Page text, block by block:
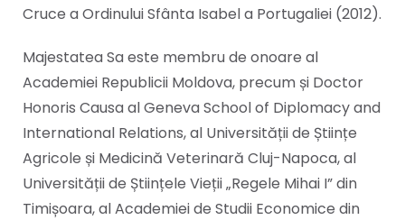
Cruce a Ordinului Sfânta Isabel a Portugaliei (2012).
Majestatea Sa este membru de onoare al
Academiei Republicii Moldova, precum și Doctor
Honoris Causa al Geneva School of Diplomacy and
International Relations, al Universității de Științe
Agricole și Medicină Veterinară Cluj-Napoca, al
Universității de Științele Vieții „Regele Mihai I” din
Timișoara, al Academiei de Studii Economice din